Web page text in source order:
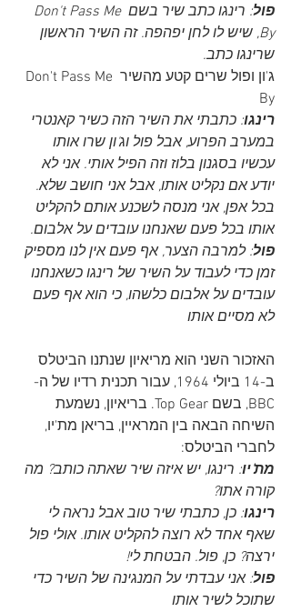
פול
: רינגו כתב שיר בשם Don't Pass Me
By, שיש לו לחן יפהפה. זה השיר הראשון
שרינגו כתב.
ג'ון ופול שרים קטע מהשיר Don't Pass Me
By
רינגו: כתבתי את השיר הזה כשיר קאנטרי
במערב הפרוע, אבל פול וג'ון שרו אותו
עכשיו בסגנון בלוז וזה הפיל אותי. אני לא
יודע אם נקליט אותו, אבל אני חושב שלא.
בכל אפן, אני מנסה לשכנע אותם להקליט
אותו בכל פעם שאנחנו עובדים על אלבום.
פול: למרבה הצער, אף פעם אין לנו מספיק
זמן כדי לעבוד על השיר של רינגו כשאנחנו
עובדים על אלבום כלשהו, כי הוא אף פעם
לא מסיים אותו
האזכור השני הוא מריאיון שנתנו הביטלס
ב-14 ביולי 1964, עבור תכנית רדיו של ה-
BBC, בשם Top Gear. בריאיון, נשמעת
השיחה הבאה בין המראיין, בריאן מת'יו,
לחברי הביטלס:
מת'יו: רינגו, יש איזה שיר שאתה כותב? מה
קורה אתו?
רינגו: כן, כתבתי שיר טוב אבל נראה לי
שאף אחד לא רוצה להקליט אותו. אולי פול
ירצה? כן, פול. הבטחת לי!
פול: אני עבדתי על המנגינה של השיר כדי
שתוכל לשיר אותו